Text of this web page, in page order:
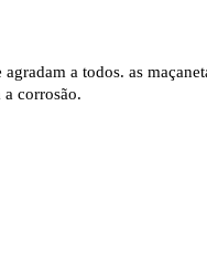
a todos. as
corrosão.